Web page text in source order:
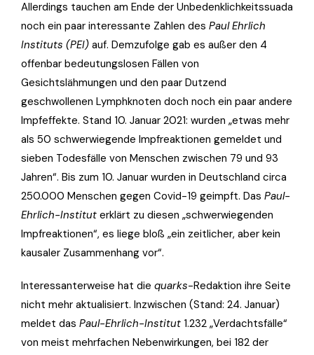
Allerdings tauchen am Ende der Unbedenklichkeitssuada
noch ein paar interessante Zahlen des Paul Ehrlich
Instituts (PEI) auf. Demzufolge gab es außer den 4
offenbar bedeutungslosen Fällen von
Gesichtslähmungen und den paar Dutzend
geschwollenen Lymphknoten doch noch ein paar andere
Impfeffekte. Stand 10. Januar 2021: wurden „etwas mehr
als 50 schwerwiegende Impfreaktionen gemeldet und
sieben Todesfälle von Menschen zwischen 79 und 93
Jahren“. Bis zum 10. Januar wurden in Deutschland circa
250.000 Menschen gegen Covid-19 geimpft. Das Paul-
Ehrlich-Institut erklärt zu diesen „schwerwiegenden
Impfreaktionen“, es liege bloß „ein zeitlicher, aber kein
kausaler Zusammenhang vor“.
Interessanterweise hat die quarks-Redaktion ihre Seite
nicht mehr aktualisiert. Inzwischen (Stand: 24. Januar)
meldet das Paul-Ehrlich-Institut 1.232 „Verdachtsfälle“
von meist mehrfachen Nebenwirkungen, bei 182 der